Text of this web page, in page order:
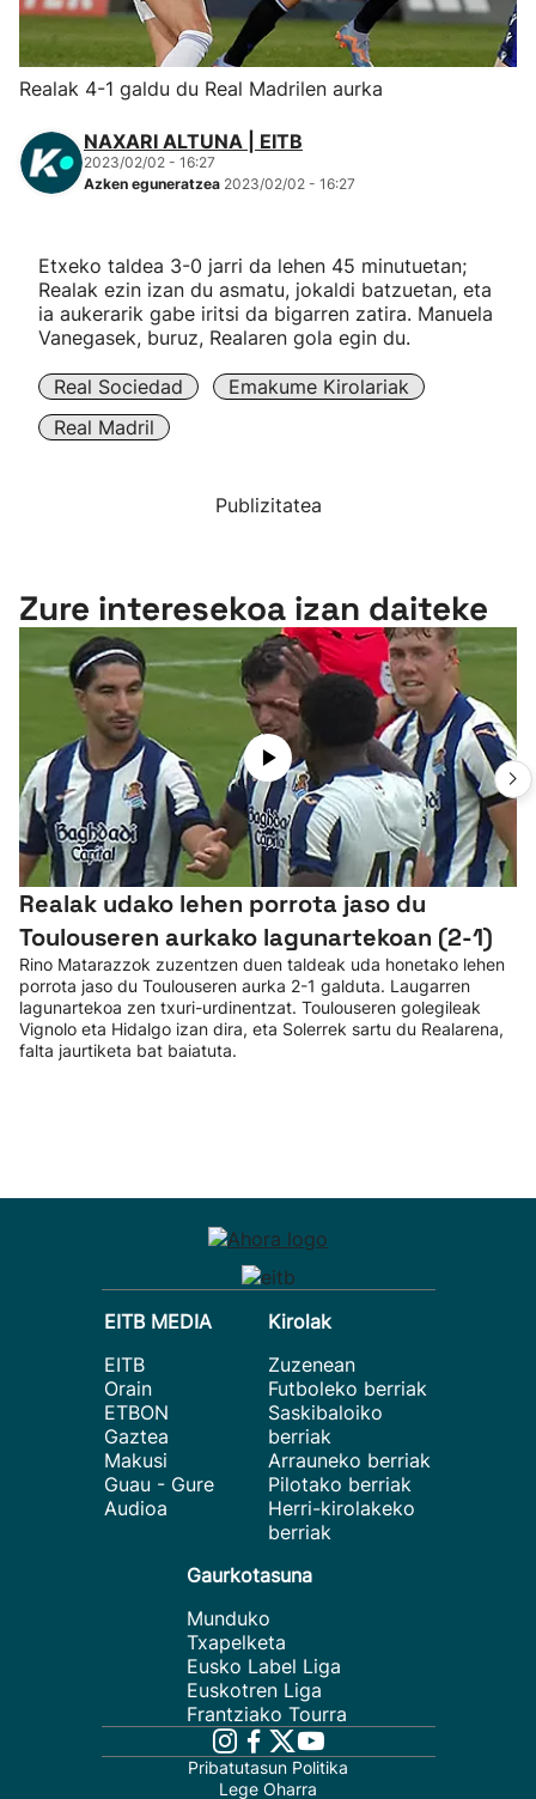
Eskubaloia
Kirolak 360
Mendi-lasterketak
"Helmuga"
Realak 4-1 galdu du Real Madrilen aurka
NAXARI ALTUNA | EITB
2023/02/02 - 16:27
Azken eguneratzea 2023/02/02 - 16:27
Etxeko taldea 3-0 jarri da lehen 45 minutuetan;
Realak ezin izan du asmatu, jokaldi batzuetan, eta
ia aukerarik gabe iritsi da bigarren zatira. Manuela
Vanegasek, buruz, Realaren gola egin du.
Real Sociedad
Emakume Kirolariak
Real Madril
Publizitatea
Zure interesekoa izan daiteke
Realak udako lehen porrota jaso du
Toulouseren aurkako lagunartekoan (2-1)
Rino Matarazzok zuzentzen duen taldeak uda honetako lehen
porrota jaso du Toulouseren aurka 2-1 galduta. Laugarren
lagunartekoa zen txuri-urdinentzat. Toulouseren golegileak
Vignolo eta Hidalgo izan dira, eta Solerrek sartu du Realarena,
falta jaurtiketa bat baiatuta.
EITB MEDIA
EITB
Orain
ETBON
Gaztea
Makusi
Guau - Gure
Audioa
Kirolak
Zuzenean
Futboleko berriak
Saskibaloiko
berriak
Arrauneko berriak
Pilotako berriak
Herri-kirolakeko
berriak
Gaurkotasuna
Munduko
Txapelketa
Eusko Label Liga
Euskotren Liga
Frantziako Tourra
Pribatutasun Politika
Lege Oharra